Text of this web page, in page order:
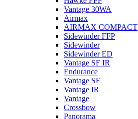
Vantage 30WA
Airmax
AIRMAX COMPACT
Sidewinder FFP
Sidewinder
Sidewinder ED
Vantage SF IR
Endurance
Vantage SF
Vantage IR
Vantage
Crossbow
Panorama